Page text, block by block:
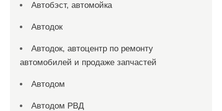
Автобэст, автомойка
Автодок
Автодок, автоцентр по ремонту
автомобилей и продаже запчастей
Автодом
Автодом РВД